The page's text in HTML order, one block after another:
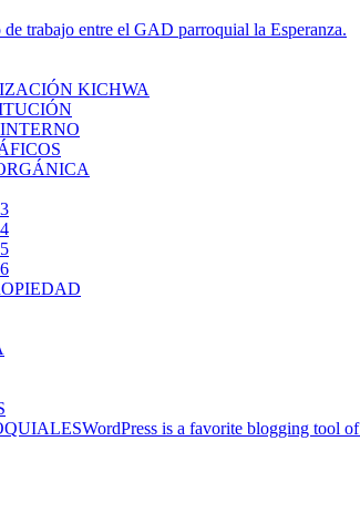
trabajo entre el GAD parroquial la Esperanza.
KICHWA
WordPress is a favorite blogging tool